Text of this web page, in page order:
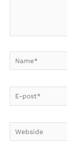
post*
Webside